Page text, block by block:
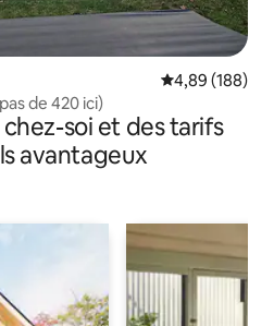
Évaluation
4,89 (188)
de 420 ici)
soi et des tarifs
avantageux